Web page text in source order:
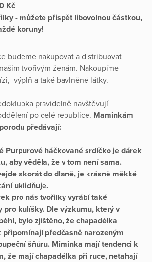
Kč
- můžete přispět libovolnou částkou,
koruny!
budeme nakupovat a distribuovat
tvořivým ženám. Nakoupíme
výplň a také bavlněné látky.
pravidelně navštěvují
po celé republice. Maminkám
předávají:
Purpurové háčkované srdíčko je dárek
aby věděla, že v tom není sama.
akorát do dlaně, je krásně měkké
uklidňuje.
pro nás tvořilky vyrábí také
pro kulíšky. Dle výzkumu, který v
bylo zjištěno, že chapadélka
připomínají předčasně narozeným
šňůru. Miminka mají tendenci k
že mají chapadélka při ruce, netahají